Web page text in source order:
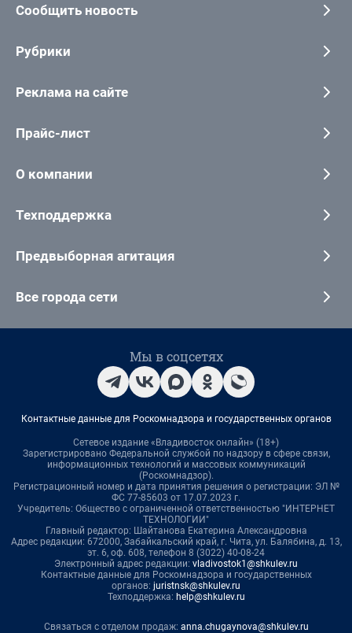
Сообщить новость
Рубрики
Реклама на сайте
Прайс-лист
О компании
Техподдержка
Предвыборная агитация
Все города сети
Мы в соцсетях
Контактные данные для Роскомнадзора и государственных органов
Сетевое издание «Владивосток онлайн» (18+)
Зарегистрировано Федеральной службой по надзору в сфере связи,
информационных технологий и массовых коммуникаций
(Роскомнадзор).
Регистрационный номер и дата принятия решения о регистрации: ЭЛ №
ФС 77-85603 от 17.07.2023 г.
Учредитель: Общество с ограниченной ответственностью "ИНТЕРНЕТ
ТЕХНОЛОГИИ"
Главный редактор: Шайтанова Екатерина Александровна
Адрес редакции: 672000, Забайкальский край, г. Чита, ул. Балябина, д. 13,
эт. 6, оф. 608, телефон 8 (3022) 40-08-24
Электронный адрес редакции: vladivostok1@shkulev.ru
Контактные данные для Роскомнадзора и государственных
органов: juristnsk@shkulev.ru
Техподдержка: help@shkulev.ru
Связаться с отделом продаж: anna.chugaynova@shkulev.ru